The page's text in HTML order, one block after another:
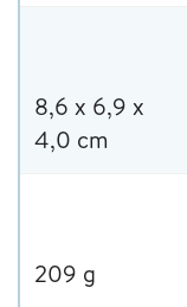
8,6 x 6,9 x
4,0 cm
209 g